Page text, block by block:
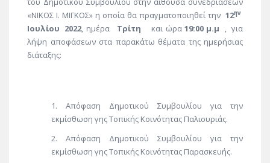
«ΝΙΚΟΣ Ι. ΜΙΓΚΟΣ» η οποία θα πραγματοποιηθεί την 12ην
Ιουλίου 2022, ημέραΤρίτη και ώρα 19:00 μ.μ , για
λήψη αποφάσεων στα παρακάτω θέματα της ημερήσιας
διάταξης:
Απόφαση Δημοτικού Συμβουλίου για την
εκμίσθωση γης Τοπικής Κοινότητας Παλιουριάς.
Απόφαση Δημοτικού Συμβουλίου για την
εκμίσθωση γης Τοπικής Κοινότητας Παρασκευής.